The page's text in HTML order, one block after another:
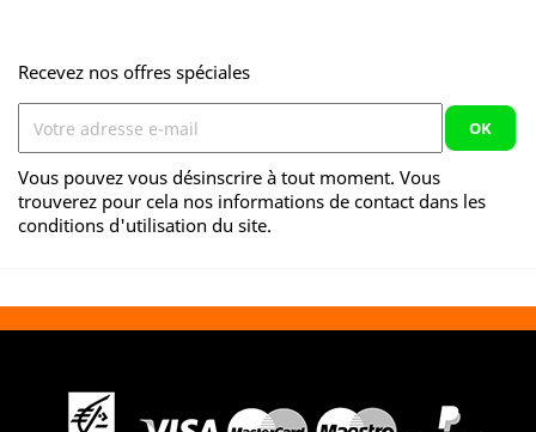
Recevez nos offres spéciales
Vous pouvez vous désinscrire à tout moment. Vous
trouverez pour cela nos informations de contact dans les
conditions d'utilisation du site.